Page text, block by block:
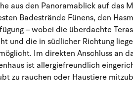
aus den Panoramablick auf das
Badestrände Fünens, den
– wobei die überdachte
und die in südlicher Richtung
Im direkten Anschluss an
ist allergiefreundlich
zu rauchen oder Haustiere
Mo Di Mi
31
32
33
27 28 29
3 4 5
10 11 12